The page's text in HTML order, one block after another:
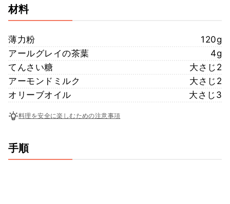
材料
薄力粉
120g
アールグレイの茶葉
4g
てんさい糖
大さじ2
アーモンドミルク
大さじ2
オリーブオイル
大さじ3
料理を安全に楽しむための注意事項
手順